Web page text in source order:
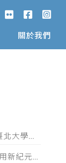
關於我們
AI衝擊高教！國立臺北大學攜手AIA打造高教AI轉型示範模式
邁向 AI 創新整合應用新紀元！「第十屆數位奇點獎」8/5起全面開放徵件